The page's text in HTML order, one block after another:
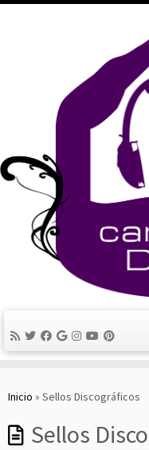
Inicio » Sellos Discográficos
Sellos